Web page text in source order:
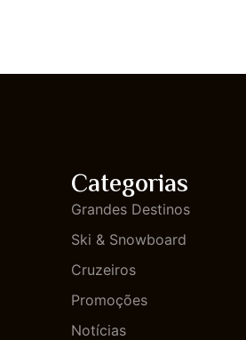
Categorias
Grandes Destinos
Ski & Snowboard
Cruzeiros
Promoções
Notícias